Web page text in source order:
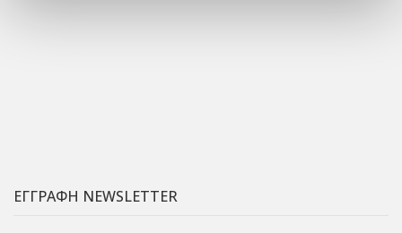
ΕΓΓΡΑΦΗ NEWSLETTER